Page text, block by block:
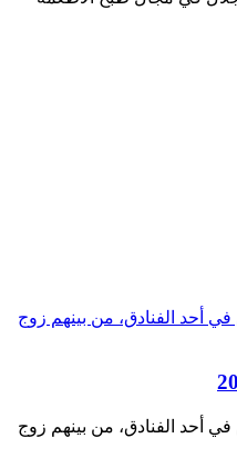
أحد الفنادق، من بينهم زوج
أحد الفنادق، من بينهم زوج